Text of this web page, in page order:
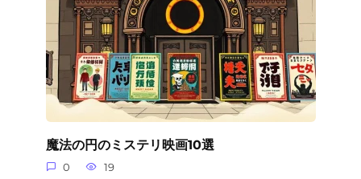
魔法の円のミステリ映画10選
0 19